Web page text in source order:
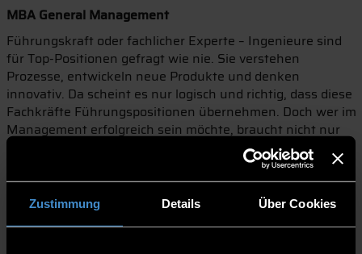
Zustimmung Details Über Cookies
MBA General Management
Führungskraft oder fachlicher Experte – Ingenieure sind
für Top-Positionen gefragt wie nie. Sie verstehen
Prozesse, entwickeln neue Produkte und denken
innovativ. Da scheint es nur logisch und richtig, dass diese
Fachkräfte Führungspositionen übernehmen. Doch wer im
Management erfolgreich sein möchte, braucht nicht nur
fachliches Wissen, von ihm wird auch wirtschaftliches
Denken gefordert. Der MBA General Management schlägt
die Brücke zwischen Fach- und Managementkompetenz,
gespickt mit BWL-Wissen. Besonders interessant ist der